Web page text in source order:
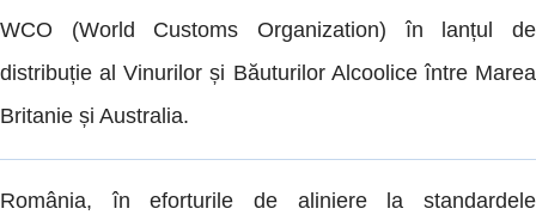
WCO (World Customs Organization) în lanțul de
distribuție al Vinurilor și Băuturilor Alcoolice între Marea
Britanie și Australia.
România, în eforturile de aliniere la standardele